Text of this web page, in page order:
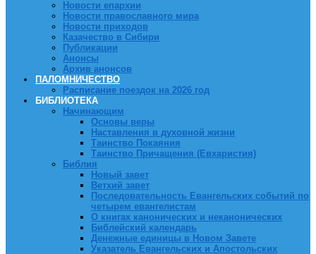
Новости епархии
Новости православного мира
Новости приходов
Казачество в Сибири
Публикации
Анонсы
Архив анонсов
ПАЛОМНИЧЕСТВО
Расписание поездок на 2026 год
БИБЛИОТЕКА
Начинающим
Основы веры
Наставления в духовной жизни
Таинство Покаяния
Таинство Причащения (Евхаристия)
Библия
Новый завет
Ветхий завет
Последовательность Евангельских событий по
четырем евангелистам
О книгах канонических и неканонических
Библейский календарь
Денежные единицы в Новом Завете
Указатель Евангельских и Апостольских